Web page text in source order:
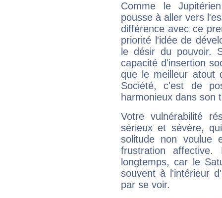
Comme le
pousse à aller vers
différence avec ce
priorité l'idée de
le désir du pouvoir.
capacité d'insertion
que le meilleur atout
Société, c'est de
harmonieux dans son
Votre vulnérabilité
sérieux et sévère,
solitude non voulue
frustration
longtemps, car le
souvent à l'intérieur
par se voir.